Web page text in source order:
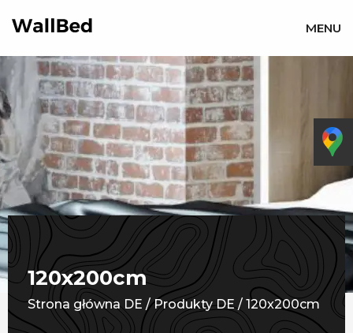
MENU
120x200cm
Strona główna DE /Produkty DE/ 120x200cm